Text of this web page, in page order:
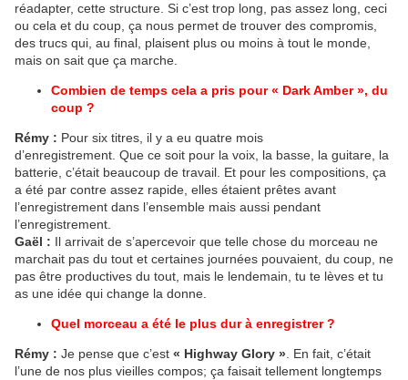
réadapter, cette structure. Si c’est trop long, pas assez long, ceci
ou cela et du coup, ça nous permet de trouver des compromis,
des trucs qui, au final, plaisent plus ou moins à tout le monde,
mais on sait que ça marche.
Combien de temps cela a pris pour « Dark Amber », du
coup ?
Rémy : Pour six titres, il y a eu quatre mois
d’enregistrement. Que ce soit pour la voix, la basse, la guitare, la
batterie, c’était beaucoup de travail. Et pour les compositions, ça
a été par contre assez rapide, elles étaient prêtes avant
l’enregistrement dans l’ensemble mais aussi pendant
l’enregistrement.
Gaël : Il arrivait de s’apercevoir que telle chose du morceau ne
marchait pas du tout et certaines journées pouvaient, du coup, ne
pas être productives du tout, mais le lendemain, tu te lèves et tu
as une idée qui change la donne.
Quel morceau a été le plus dur à enregistrer ?
Rémy : Je pense que c’est « Highway Glory » . En fait, c’était
l’une de nos plus vieilles compos; ça faisait tellement longtemps